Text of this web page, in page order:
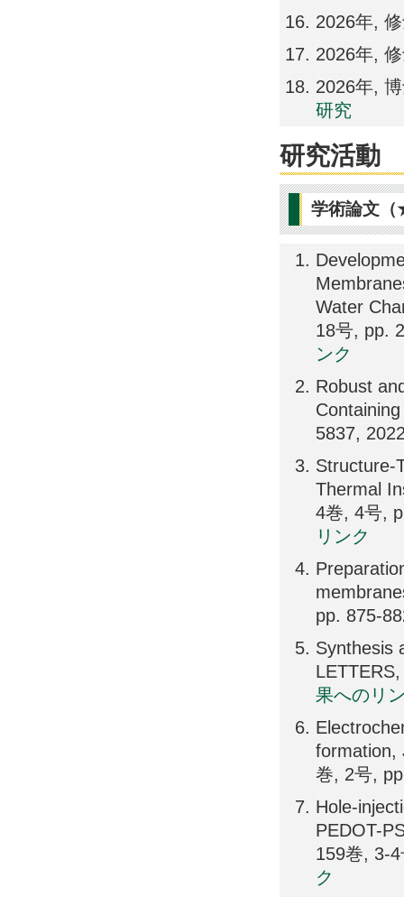
2026年,
2026年,
2026年,
研究
研究活動
学術論文
Water
18号, pp.
ンク
Robust
5837,
Structure-
Thermal
4巻, 4号,
リンク
pp. 875-
Synthesis
果へのリ
formation,
巻, 2号,
Hole-
PEDOT-
159巻, 3-
ク